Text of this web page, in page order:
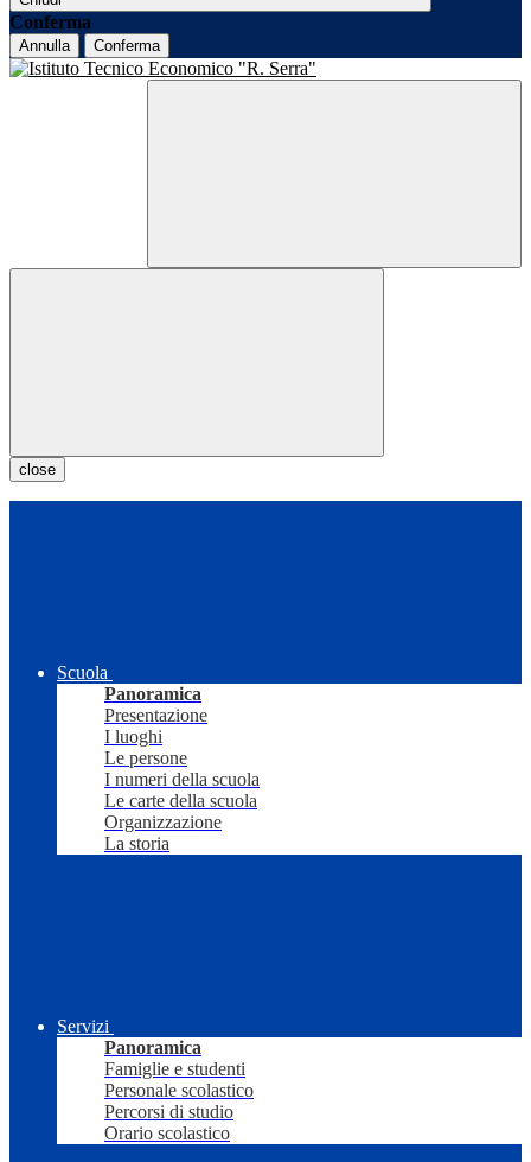
Conferma
Annulla Conferma
close
Scuola
Panoramica
Presentazione
I luoghi
Le persone
I numeri della scuola
Le carte della scuola
Organizzazione
La storia
Servizi
Panoramica
Famiglie e studenti
Personale scolastico
Percorsi di studio
Orario scolastico